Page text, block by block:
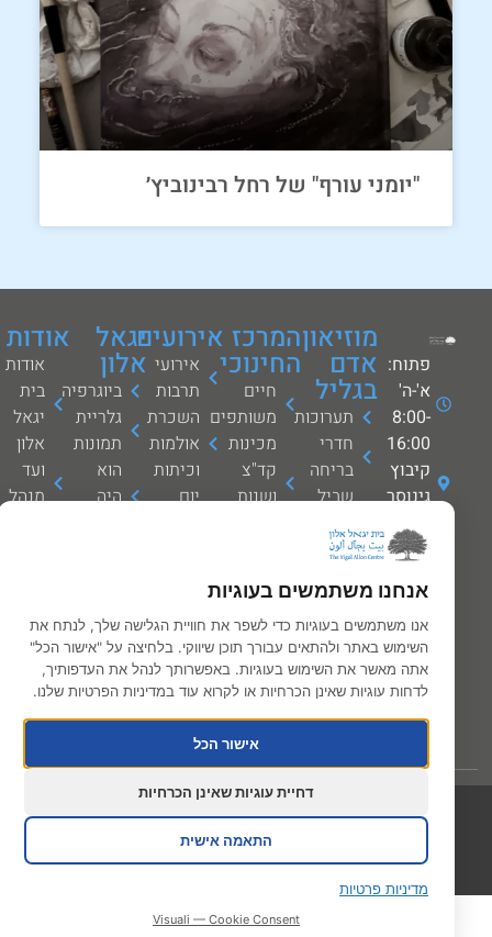
"יומני עורף" של רחל רבינוביץ׳
פתוח:
א'-ה'
8:00-
16:00
קיבוץ
גינוסר
6727700
נווטו
אלינו
מוזיאון
אדם
בגליל
תערוכות
חדרי
בריחה
שביל
הפסלים
מידע
כרטיסים
המרכז
החינוכי
חיים
משותפים
מכינות
קד"צ
ושנות
ילדים
ונוער
המחלקה
הבינלאומית
מבוגרים
אירועים
אירועי
תרבות
השכרת
אולמות
וכיתות
יום
ישראלית
יגאל
אלון
ביוגרפיה
גלריית
תמונות
הוא
היה
כתבות
אודות
אודות
בית
יגאל
אלון
ועד
מנהל
קשר
ודרכי
הגעה
הצהרת נגישות
תקנון האתר
כל הזכויות שמורות לבית
Site by Visuali
אנחנו משתמשים בעוגיות
אנו משתמשים בעוגיות כדי לשפר את חוויית הגלישה שלך, לנתח את
השימוש באתר ולהתאים עבורך תוכן שיווקי. בלחיצה על "אישור הכל"
אתה מאשר את השימוש בעוגיות. באפשרותך לנהל את העדפותיך,
לדחות עוגיות שאינן הכרחיות או לקרוא עוד במדיניות הפרטיות שלנו.
אישור הכל
דחיית עוגיות שאינן הכרחיות
התאמה אישית
מדיניות פרטיות
Visuali — Cookie Consent